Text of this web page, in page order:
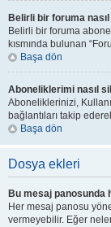
Belirli bir foruma
Belirli bir foruma
kısmında bulunan
Başa dön
Aboneliklerimi nasıl
Aboneliklerinizi,
bağlantıları takip
Başa dön
Dosya ekleri
Bu mesaj panosunda
Her mesaj panosu
vermeyebilir. Eğer